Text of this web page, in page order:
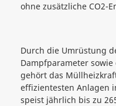
ohne zusätzliche CO2-
Durch die Umrüstung
Dampfparameter
gehört das
effizientesten Anlagen
speist jährlich bis zu